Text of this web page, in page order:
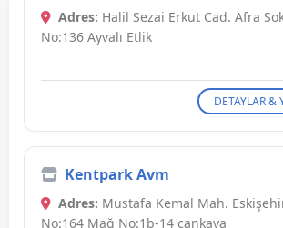
Adres: Halil Sezai Erkut Cad. Afra
No:136 Ayvalı Etlik
DETAYLAR &
Kentpark Avm
Adres: Mustafa Kemal Mah.
No:164 Mağ No:1b-14 çankaya